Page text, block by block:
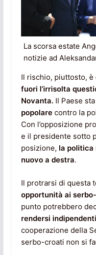
La scorsa estate
notizie ad
Il rischio, piuttosto, è
fuori l’irrisolta
Novanta.Il Paese
popolarecontro la
Con l’opposizione
e il presidente sotto
posizione, la politica
nuovo a destra.
Il protrarsi di questa
opportunità ai
punto potrebbero
rendersi indipendenti
cooperazione della
serbo-croati non si